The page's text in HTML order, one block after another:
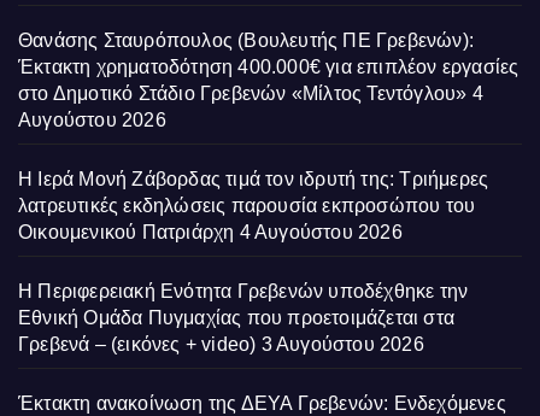
Θανάσης Σταυρόπουλος (Βουλευτής ΠΕ Γρεβενών):
Έκτακτη χρηματοδότηση 400.000€ για επιπλέον εργασίες
στο Δημοτικό Στάδιο Γρεβενών «Μίλτος Τεντόγλου» 4
Αυγούστου 2026
Η Ιερά Μονή Ζάβορδας τιμά τον ιδρυτή της: Τριήμερες
λατρευτικές εκδηλώσεις παρουσία εκπροσώπου του
Οικουμενικού Πατριάρχη 4 Αυγούστου 2026
Η Περιφερειακή Ενότητα Γρεβενών υποδέχθηκε την
Εθνική Ομάδα Πυγμαχίας που προετοιμάζεται στα
Γρεβενά – (εικόνες + video) 3 Αυγούστου 2026
Έκτακτη ανακοίνωση της ΔΕΥΑ Γρεβενών: Ενδεχόμενες